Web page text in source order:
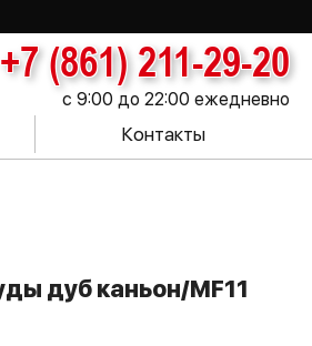
+7 (861) 211-29-20
с 9:00 до 22:00 ежедневно
Контакты